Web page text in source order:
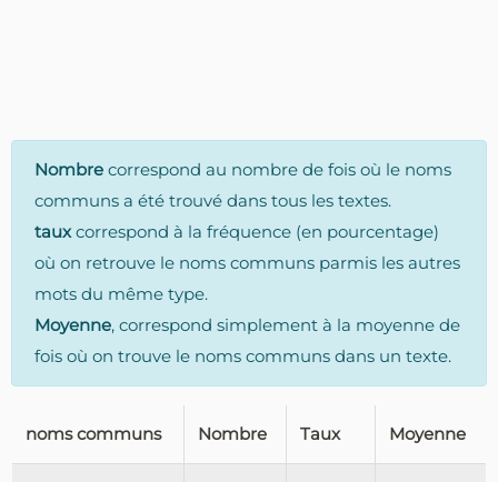
Nombre correspond au nombre de fois où le noms
communs a été trouvé dans tous les textes.
tauxcorrespond à la fréquence (en pourcentage)
où on retrouve le noms communs parmis les autres
mots du même type.
Moyenne, correspond simplement à la moyenne de
fois où on trouve le noms communs dans un texte.
noms communs Nombre Taux Moyenne